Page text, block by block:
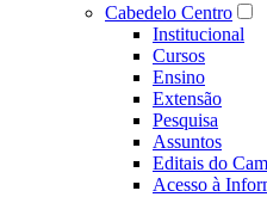
Cabedelo Centro
Institucional
Cursos
Ensino
Extensão
Pesquisa
Assuntos
Editais do
Acesso à